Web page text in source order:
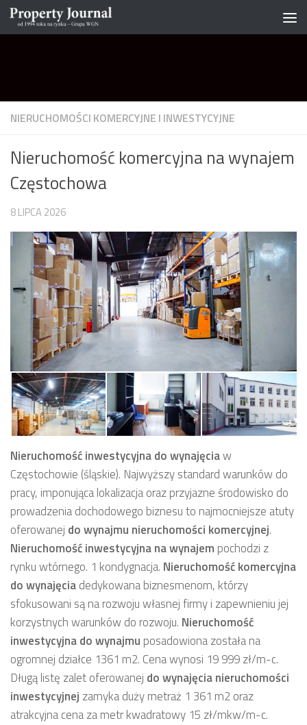
Skip to content
NIERUCHOMOŚCI KOMERCYJNE I INWESTYCYJNE
Nieruchomość komercyjna na wynajem
Częstochowa
8 LIPCA 2026
Nieruchomość inwestycyjnado wynajęciaw
Częstochowie (śląskie). Najwyższy standard warunków do
pracy, imponująca lokalizacja oraz przyjazne środowisko do
prowadzenia dochodowego biznesuto najmocniejsze atuty
oferowanej do wynajmu nieruchomości komercyjnej.
Nieruchomość inwestycyjnana wynajem pochodzi z
rynku wtórnego. 1 kondygnacja. Nieruchomość komercyjna
do wynajęciadedykowana biznesmenom, którzy
sfokusowani są na rozwoju własnej firmy i zapewnieniu jej
korzystnych warunków do rozwoju. Nieruchomość
inwestycyjnado wynajmu posadowiona została na
ogromnej działce 1361 m2. Cena wynosi 19 999 zł/m-c.
Długą listę zalet oferowanej do wynajęcianieruchomości
inwestycyjnej zamyka duży metraż 1 361 m2 oraz
atrakcyjna cena za metr kwadratowy 15 zł/mkw/m-c.